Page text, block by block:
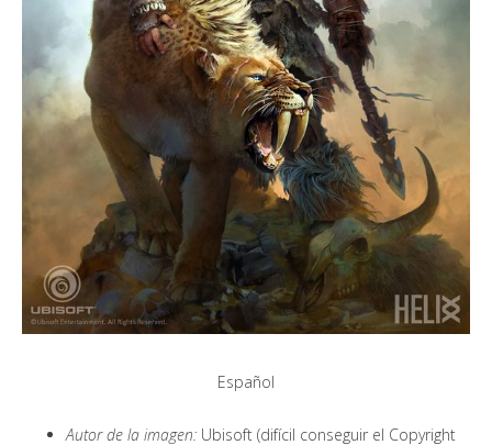
Español
Autor de la imagen: Ubisoft (difícil conseguir el Copyright